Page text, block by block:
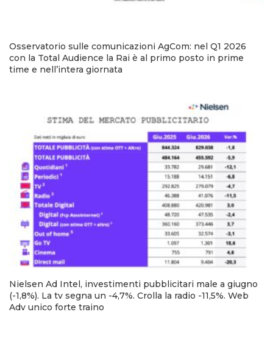
Osservatorio sulle comunicazioni AgCom: nel Q1 2026
con la Total Audience la Rai è al primo posto in prime
time e nell’intera giornata
Nielsen Ad Intel, investimenti pubblicitari male a giugno
(-1,8%). La tv segna un -4,7%. Crolla la radio -11,5%. Web
Adv unico forte traino